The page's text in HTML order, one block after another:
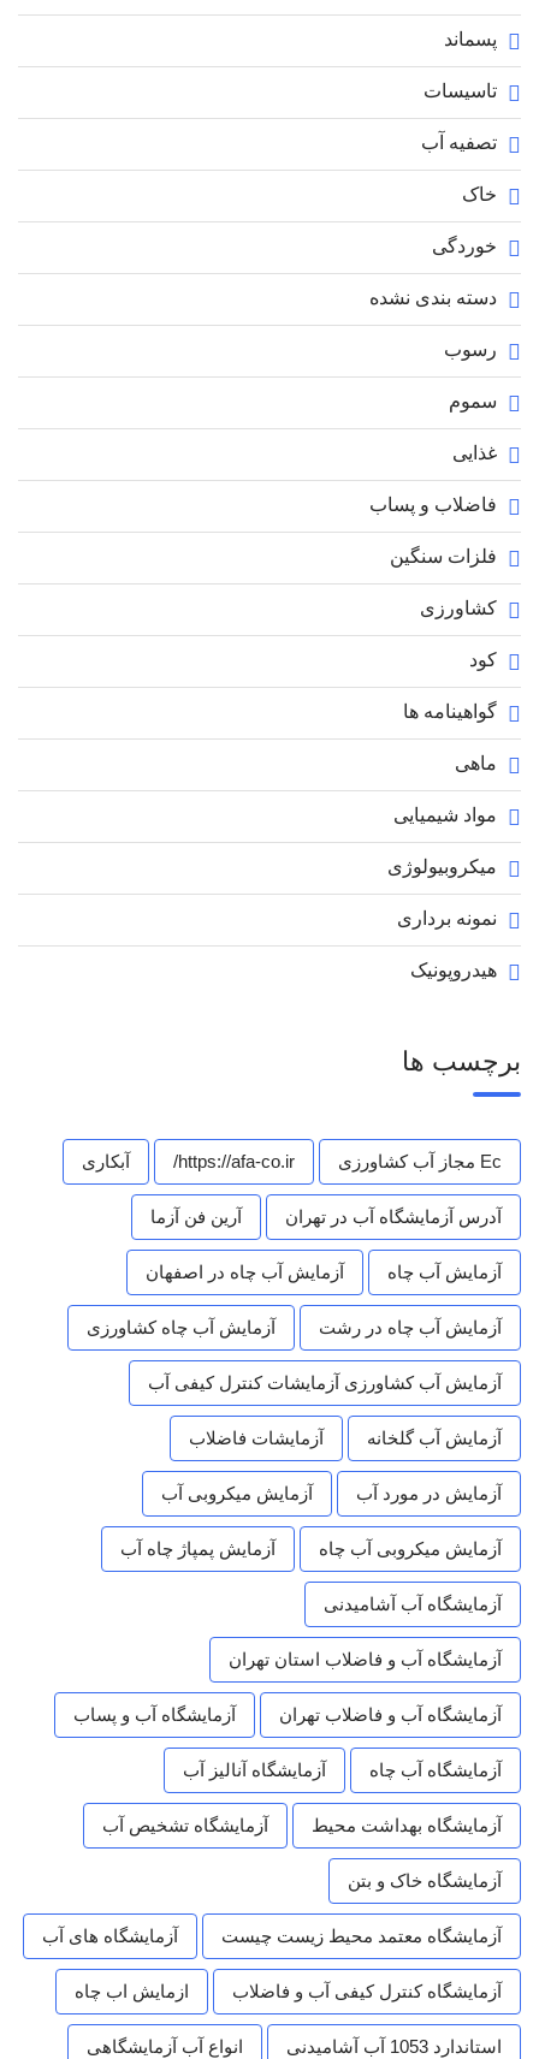
پسماند
تاسیسات
تصفیه آب
خاک
خوردگی
دسته بندی نشده
رسوب
سموم
غذایی
فاضلاب و پساب
فلزات سنگین
کشاورزی
کود
گواهینامه ها
ماهی
مواد شیمیایی
میکروبیولوژی
نمونه برداری
هیدروپونیک
برچسب ها
Ec مجاز آب کشاورزی https://afa-co.ir/ آبکاری
آدرس آزمایشگاه آب در تهران آرین فن آزما
آزمایش آب چاه آزمایش آب چاه در اصفهان
آزمایش آب چاه در رشت آزمایش آب چاه کشاورزی
آزمایش آب کشاورزی آزمایشات کنترل کیفی آب
آزمایش آب گلخانه آزمایشات فاضلاب
آزمایش در مورد آب آزمایش میکروبی آب
آزمایش میکروبی آب چاه آزمایش پمپاژ چاه آب
آزمایشگاه آب آشامیدنی
آزمایشگاه آب و فاضلاب استان تهران
آزمایشگاه آب و فاضلاب تهران آزمایشگاه آب و پساب
آزمایشگاه آب چاه آزمایشگاه آنالیز آب
آزمایشگاه بهداشت محیط آزمایشگاه تشخیص آب
آزمایشگاه خاک و بتن
آزمایشگاه معتمد محیط زیست چیست آزمایشگاه های آب
آزمایشگاه کنترل کیفی آب و فاضلاب ازمایش اب چاه
استاندارد 1053 آب آشامیدنی انواع آب آزمایشگاهی